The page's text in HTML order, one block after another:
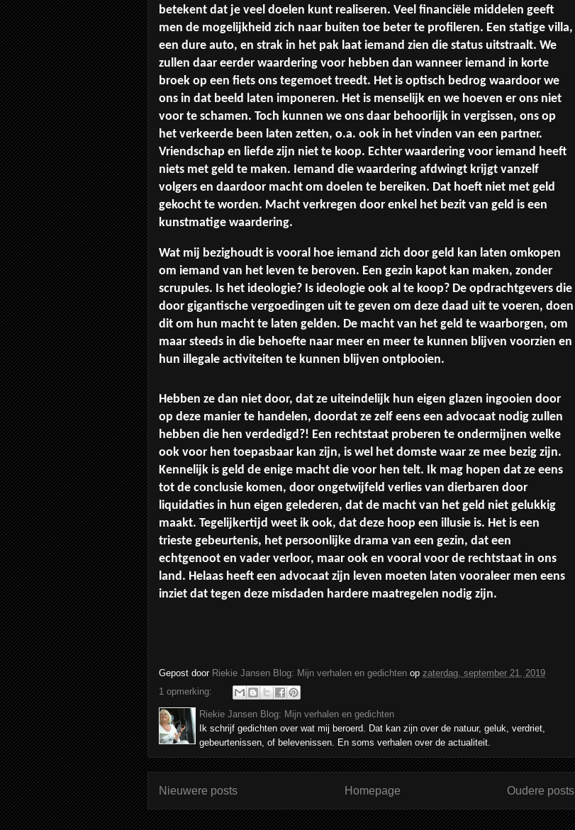
betekent dat je veel doelen kunt realiseren. Veel financiële middelen geeft
men de mogelijkheid zich naar buiten toe beter te profileren. Een statige villa,
een dure auto, en strak in het pak laat iemand zien die status uitstraalt. We
zullen daar eerder waardering voor hebben dan wanneer iemand in korte
broek op een fiets ons tegemoet treedt. Het is optisch bedrog waardoor we
ons in dat beeld laten imponeren. Het is menselijk en we hoeven er ons niet
voor te schamen. Toch kunnen we ons daar behoorlijk in vergissen, ons op
het verkeerde been laten zetten, o.a. ook in het vinden van een partner.
Vriendschap en liefde zijn niet te koop. Echter waardering voor iemand heeft
niets met geld te maken. Iemand die waardering afdwingt krijgt vanzelf
volgers en daardoor macht om doelen te bereiken. Dat hoeft niet met geld
gekocht te worden. Macht verkregen door enkel het bezit van geld is een
kunstmatige waardering.
Wat mij bezighoudt is vooral hoe iemand zich door geld kan laten omkopen
om iemand van het leven te beroven. Een gezin kapot kan maken, zonder
scrupules. Is het ideologie? Is ideologie ook al te koop? De opdrachtgevers die
door gigantische vergoedingen uit te geven om deze daad uit te voeren, doen
dit om hun macht te laten gelden. De macht van het geld te waarborgen, om
maar steeds in die behoefte naar meer en meer te kunnen blijven voorzien en
hun illegale activiteiten te kunnen blijven ontplooien.
Hebben ze dan niet door, dat ze uiteindelijk hun eigen glazen ingooien door
op deze manier te handelen, doordat ze zelf eens een advocaat nodig zullen
hebben die hen verdedigd?! Een rechtstaat proberen te ondermijnen welke
ook voor hen toepasbaar kan zijn, is wel het domste waar ze mee bezig zijn.
Kennelijk is geld de enige macht die voor hen telt. Ik mag hopen dat ze eens
tot de conclusie komen, door ongetwijfeld verlies van dierbaren door
liquidaties in hun eigen gelederen, dat de macht van het geld niet gelukkig
maakt. Tegelijkertijd weet ik ook, dat deze hoop een illusie is. Het is een
trieste gebeurtenis, het persoonlijke drama van een gezin, dat een
echtgenoot en vader verloor, maar ook en vooral voor de rechtstaat in ons
land. Helaas heeft een advocaat zijn leven moeten laten vooraleer men eens
inziet dat tegen deze misdaden hardere maatregelen nodig zijn.
Gepost door Riekie Jansen Blog: Mijn verhalen en gedichten op zaterdag, september 21, 2019
1 opmerking:
Riekie Jansen Blog: Mijn verhalen en gedichten
Ik schrijf gedichten over wat mij beroerd. Dat kan zijn over de natuur, geluk, verdriet,
gebeurtenissen, of belevenissen. En soms verhalen over de actualiteit.
Nieuwere posts Oudere posts
Homepage